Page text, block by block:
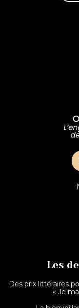
Les
Des prix littéraires
« Je